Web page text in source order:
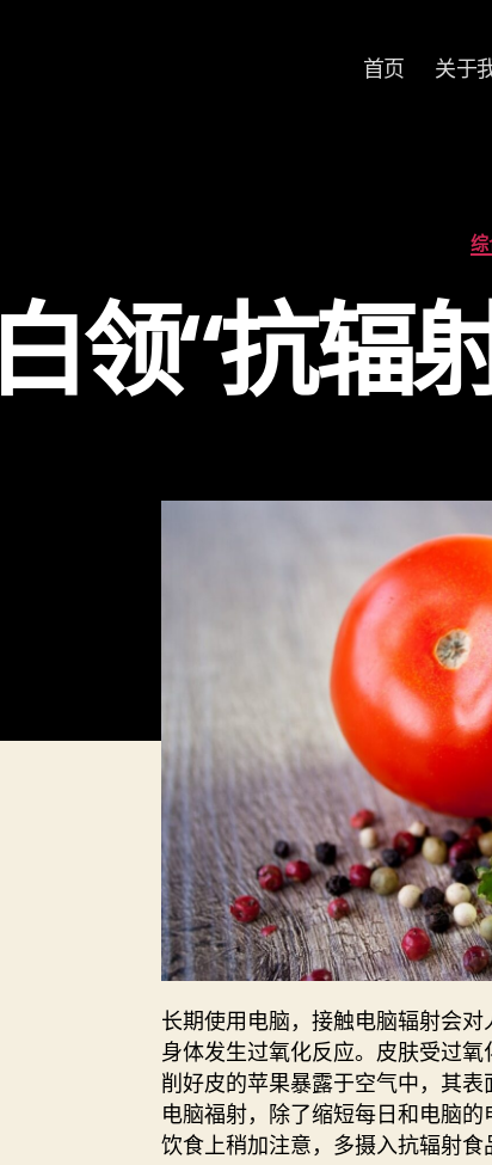
首页 关于
白领“抗辐
长期使用电脑，接触电脑辐射会
身体发生过氧化反应。皮肤受过
削好皮的苹果暴露于空气中，其
电脑福射，除了缩短每日和电脑
饮食上稍加注意，多摄入抗辐射食